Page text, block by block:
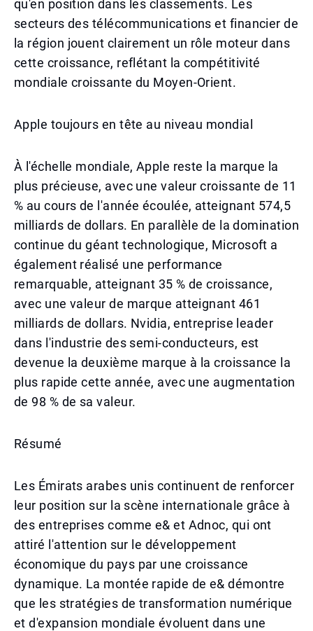
qu'en position dans les classements. Les
secteurs des télécommunications et financier de
la région jouent clairement un rôle moteur dans
cette croissance, reflétant la compétitivité
mondiale croissante du Moyen-Orient.
Apple toujours en tête au niveau mondial
À l'échelle mondiale, Apple reste la marque la
plus précieuse, avec une valeur croissante de 11
% au cours de l'année écoulée, atteignant 574,5
milliards de dollars. En parallèle de la domination
continue du géant technologique, Microsoft a
également réalisé une performance
remarquable, atteignant 35 % de croissance,
avec une valeur de marque atteignant 461
milliards de dollars. Nvidia, entreprise leader
dans l'industrie des semi-conducteurs, est
devenue la deuxième marque à la croissance la
plus rapide cette année, avec une augmentation
de 98 % de sa valeur.
Résumé
Les Émirats arabes unis continuent de renforcer
leur position sur la scène internationale grâce à
des entreprises comme e& et Adnoc, qui ont
attiré l'attention sur le développement
économique du pays par une croissance
dynamique. La montée rapide de e& démontre
que les stratégies de transformation numérique
et d'expansion mondiale évoluent dans une